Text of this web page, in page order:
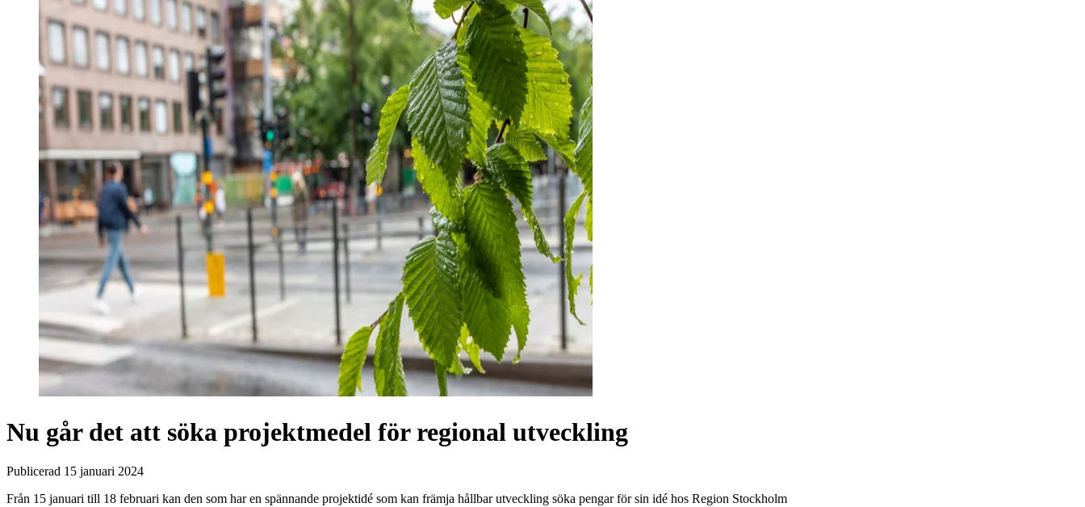
Nu går det att söka projektmedel för regional utveckling
Publicerad 15 januari 2024
Från 15 januari till 18 februari kan den som har en spännande projektidé som kan främja hållbar utveckling söka pengar för sin idé hos Region Stockholm